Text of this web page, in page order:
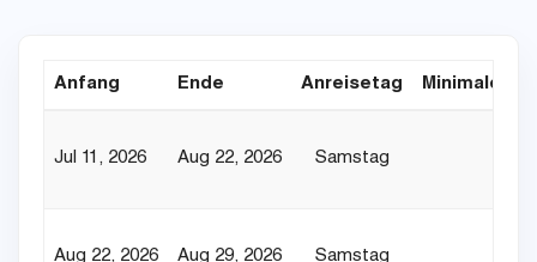
Anfang Ende Anreisetag Minimaler
Jul 11, 2026 Aug 22, 2026 Samstag
Aug 22, 2026 Aug 29, 2026 Samstag